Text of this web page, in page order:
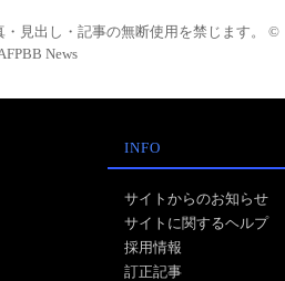
・見出し・記事の無断使用を禁じます。 ©
News
INFO
サイトからのお知らせ
サイトに関するヘルプ
採用情報
訂正記事